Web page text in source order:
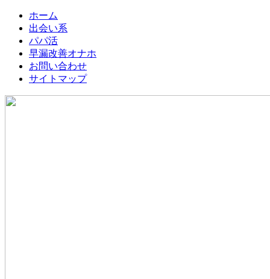
ホーム
出会い系
パパ活
早漏改善オナホ
お問い合わせ
サイトマップ